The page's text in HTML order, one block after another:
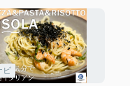
ビ